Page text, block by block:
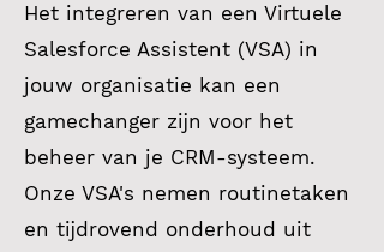
Het integreren van een Virtuele
Salesforce Assistent (VSA) in
jouw organisatie kan een
gamechanger zijn voor het
beheer van je CRM-systeem.
Onze VSA's nemen routinetaken
en tijdrovend onderhoud uit